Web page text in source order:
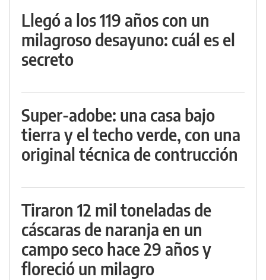
Llegó a los 119 años con un
milagroso desayuno: cuál es el
secreto
Super-adobe: una casa bajo
tierra y el techo verde, con una
original técnica de contrucción
Tiraron 12 mil toneladas de
cáscaras de naranja en un
campo seco hace 29 años y
floreció un milagro